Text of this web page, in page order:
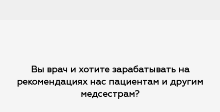
Вы врач и хотите зарабатывать на
рекомендациях нас пациентам и другим
медсестрам?